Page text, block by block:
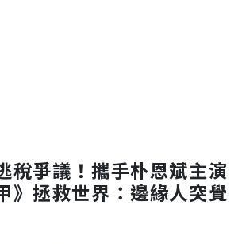
稅爭議！攜手朴恩斌主演
》拯救世界：邊緣人突覺